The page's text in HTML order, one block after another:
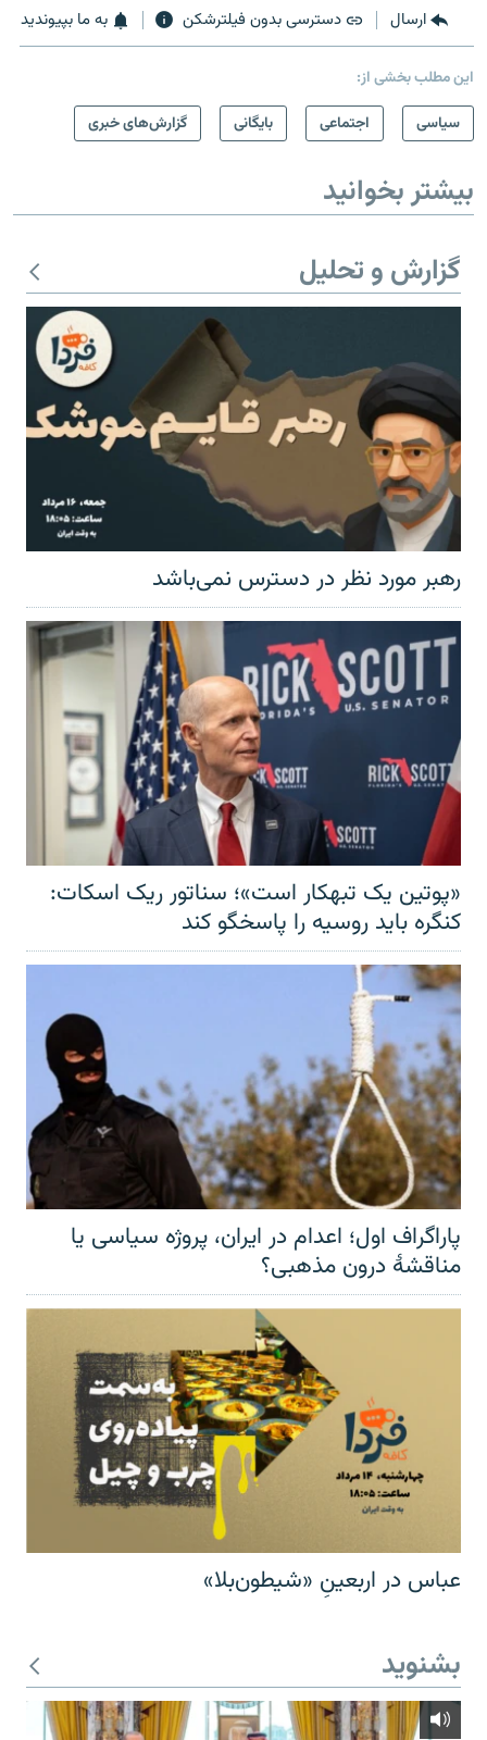
ارسال دسترسی بدون فیلترشکن به ما بپیوندید
این مطلب بخشی از:
سیاسی
اجتماعی بایگانی گزارش‌های خبری
بیشتر بخوانید
گزارش و تحلیل
رهبر مورد نظر در دسترس نمی‌باشد
«پوتین یک تبهکار است»؛ سناتور ریک اسکات:
کنگره باید روسیه را پاسخگو کند
پاراگراف اول؛ اعدام در ایران، پروژه سیاسی یا
مناقشهٔ درون مذهبی؟
عباس در اربعینِ «شیطون‌بلا»
بشنوید